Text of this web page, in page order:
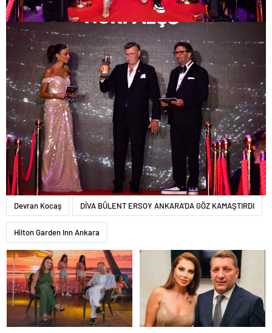
Devran Kocaş DİVA BÜLENT ERSOY ANKARA’DA GÖZ KAMAŞTIRDI
Hilton Garden Inn Ankara